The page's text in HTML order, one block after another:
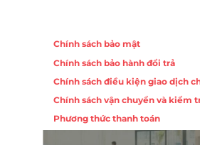
Chính sách bảo mật
Chính sách bảo hành đổi trả
Chính sách điều kiện giao dịch
Chính sách vận chuyển và kiểm
Phương thức thanh toán